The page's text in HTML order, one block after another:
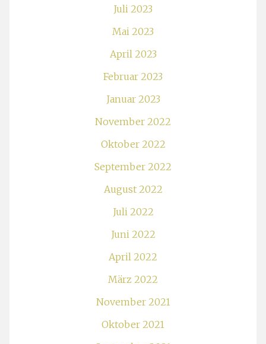
Juli 2023
Mai 2023
April 2023
Februar 2023
Januar 2023
November 2022
Oktober 2022
September 2022
August 2022
Juli 2022
Juni 2022
April 2022
März 2022
November 2021
Oktober 2021